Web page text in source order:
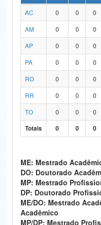
Ministério da Ciência, Tecnologia,
Ministério do Meio Ambiente
Ministério do Turismo
Ministério do Desenvolvimento
Controladoria-Geral da União
Ministério da Mulher, da Família e dos
Secretaria-Geral
Gabinete de Segurança Institucional
Advocacia-Geral da União
Banco Central do Brasil
AC
0 0 0
AM
0 0 0
AP
0 0 0
PA
0 0 0
RO
0 0 0
RR
0 0 0
TO
0 0 0
Totais
0 0 0
ME: Mestrado
DO: Doutorado
MP: Mestrado
DP: Doutorado
ME/DO: Mestrado
Acadêmico
MP/DP: Mestrado